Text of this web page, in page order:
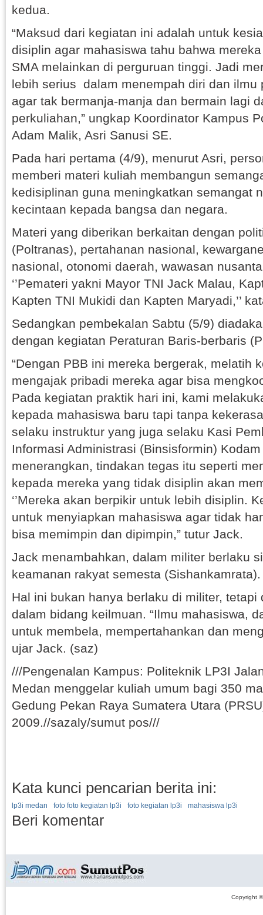
kedua.
“Maksud dari kegiatan ini adalah untuk
disiplin agar mahasiswa tahu bahwa
SMA melainkan di perguruan tinggi. Jadi
lebih serius dalam menempah diri dan ilmu
agar tak bermanja-manja dan bermain lagi
perkuliahan,” ungkap Koordinator Kampus
Adam Malik, Asri Sanusi SE.
Pada hari pertama (4/9), menurut Asri,
memberi materi kuliah membangun
kedisiplinan guna meningkatkan semangat
kecintaan kepada bangsa dan negara.
Materi yang diberikan berkaitan dengan
(Poltranas), pertahanan nasional,
nasional, otonomi daerah, wawasan
‘’Pemateri yakni Mayor TNI Jack Malau,
Kapten TNI Mukidi dan Kapten Maryadi,’’
Sedangkan pembekalan Sabtu (5/9)
dengan kegiatan Peraturan Baris-berbaris
“Dengan PBB ini mereka bergerak, melatih
mengajak pribadi mereka agar bisa
Pada kegiatan praktik hari ini, kami
kepada mahasiswa baru tapi tanpa
selaku instruktur yang juga selaku Kasi
Informasi Administrasi (Binsisformin)
menerangkan, tindakan tegas itu seperti
kepada mereka yang tidak disiplin akan
‘’Mereka akan berpikir untuk lebih disiplin.
untuk menyiapkan mahasiswa agar tidak
bisa memimpin dan dipimpin,” tutur Jack.
Jack menambahkan, dalam militer berlaku
keamanan rakyat semesta (Sishankamrata).
Hal ini bukan hanya berlaku di militer, tetapi
dalam bidang keilmuan. “Ilmu mahasiswa,
untuk membela, mempertahankan dan
ujar Jack. (saz)
///Pengenalan Kampus: Politeknik LP3I
Medan menggelar kuliah umum bagi 350
Gedung Pekan Raya Sumatera Utara
2009.//sazaly/sumut pos///
Kata kunci pencarian berita ini:
lp3i medan foto foto kegiatan lp3i foto kegiatan lp3i mahasiswa lp3i
Beri komentar
Copyright